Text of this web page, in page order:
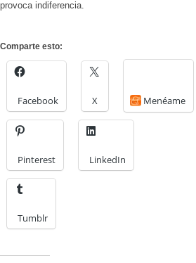
provoca indiferencia.
Comparte esto:
Facebook X Menéame
Pinterest LinkedIn
Tumblr